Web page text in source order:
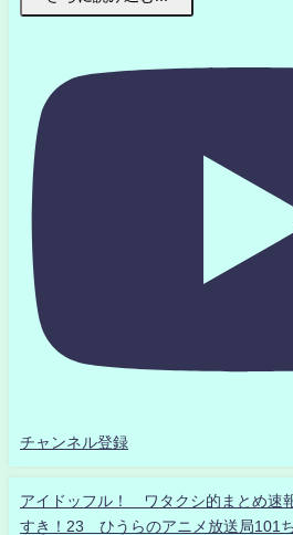
チャンネル登録
アイドッフル！ ワタクシ的まとめ速
すき！23 ひうらのアニメ放送局101